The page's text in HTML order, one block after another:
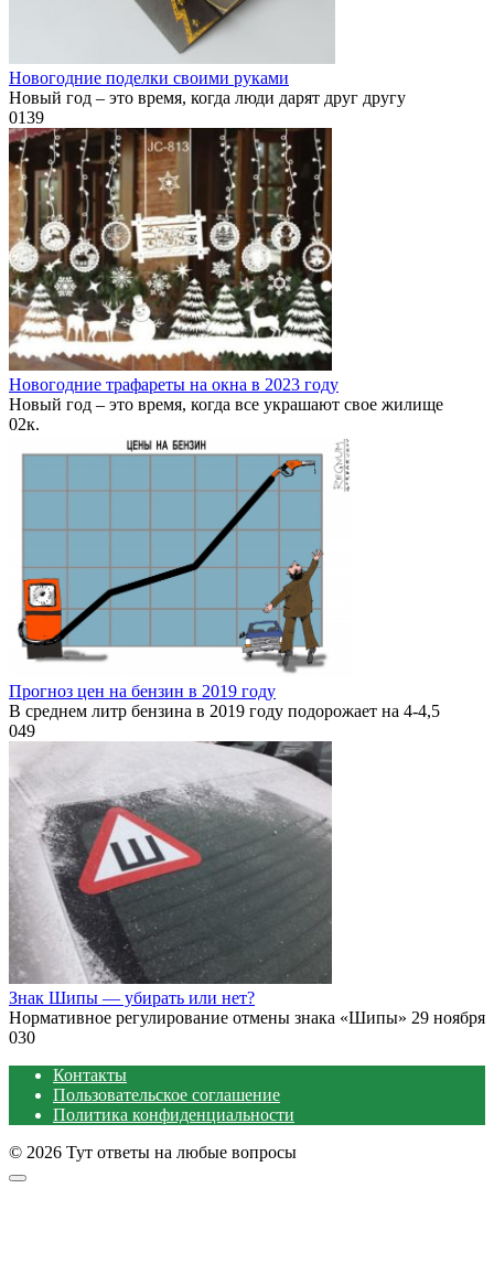
Новогодние поделки своими руками
Новый год – это время, когда люди дарят друг другу
0139
Новогодние трафареты на окна в 2023 году
Новый год – это время, когда все украшают свое жилище
02к.
Прогноз цен на бензин в 2019 году
В среднем литр бензина в 2019 году подорожает на 4-4,5
049
Знак Шипы — убирать или нет?
Нормативное регулирование отмены знака «Шипы» 29 ноября
030
Контакты
Пользовательское соглашение
Политика конфиденциальности
© 2026 Тут ответы на любые вопросы